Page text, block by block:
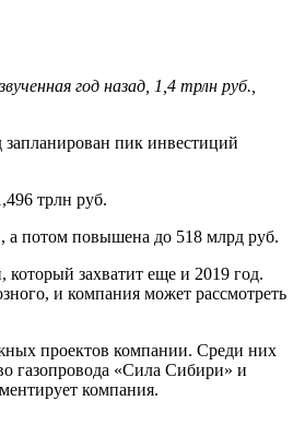
год назад, 1,4 трлн руб.,
пик инвестиций
трлн руб.
а потом повышена до 518 млрд руб.
захватит еще и 2019 год.
и компания может рассмотреть
проектов компании. Среди них
газопровода «Сила Сибири» и
компания.